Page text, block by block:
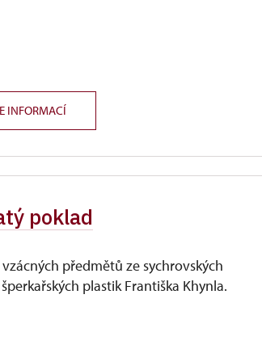
INFORMACÍ
poklad
vzácných předmětů ze sychrovských
plastik Františka Khynla.